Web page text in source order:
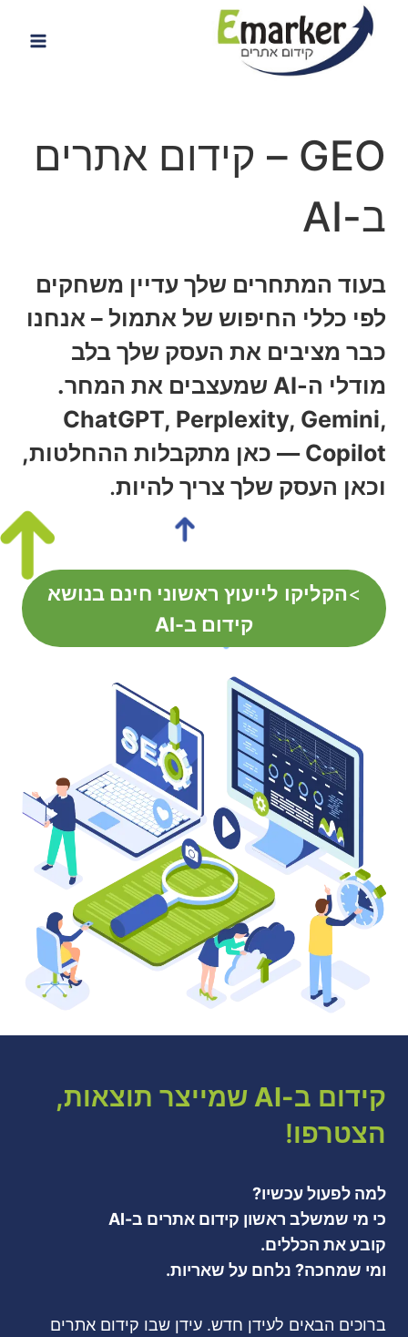
content
GEO – קידום אתרים
ב-AI
בעוד המתחרים שלך עדיין משחקים
לפי כללי החיפוש של אתמול – אנחנו
כבר מציבים את העסק שלך בלב
מודלי ה-AI שמעצבים את המחר.
ChatGPT, Perplexity, Gemini,
Copilot — כאן מתקבלות ההחלטות,
וכאן העסק שלך צריך להיות.
>הקליקו לייעוץ ראשוני חינם בנושא
קידום ב-AI
קידום ב-AI שמייצר תוצאות,
הצטרפו!
למה לפעול עכשיו?
כי מי שמשלב ראשון קידום אתרים ב-AI
קובע את הכללים.
ומי שמחכה? נלחם על שאריות.
ברוכים הבאים לעידן חדש. עידן שבו קידום אתרים